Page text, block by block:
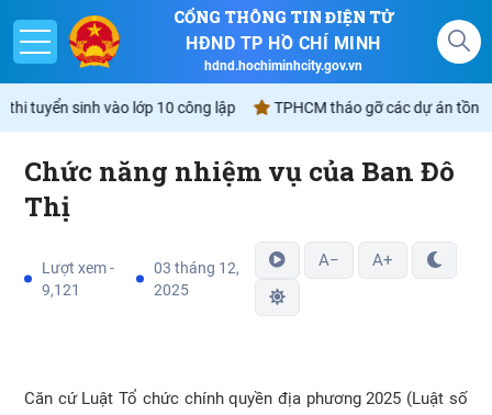
Giới thiệu
Lịch
Không gian văn hóa Hồ Chí Minh
CỔNG THÔNG TIN ĐIỆN TỬ
HĐND TP HỒ CHÍ MINH
hdnd.hochiminhcity.gov.vn
tuyển sinh vào lớp 10 công lập TPHCM tháo gỡ các dự án tồn
Chức năng nhiệm vụ của Ban Đô
Thị
Lượt xem -
9,121
03 tháng 12,
2025
A− A+
Căn cứ Luật Tổ chức chính quyền địa phương 2025 (Luật số